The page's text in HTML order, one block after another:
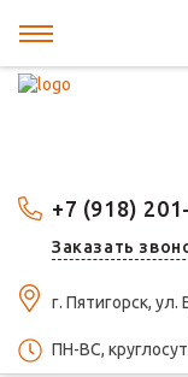
+7 (918)
Заказать
г. Пятигорск,
ПН-ВС,